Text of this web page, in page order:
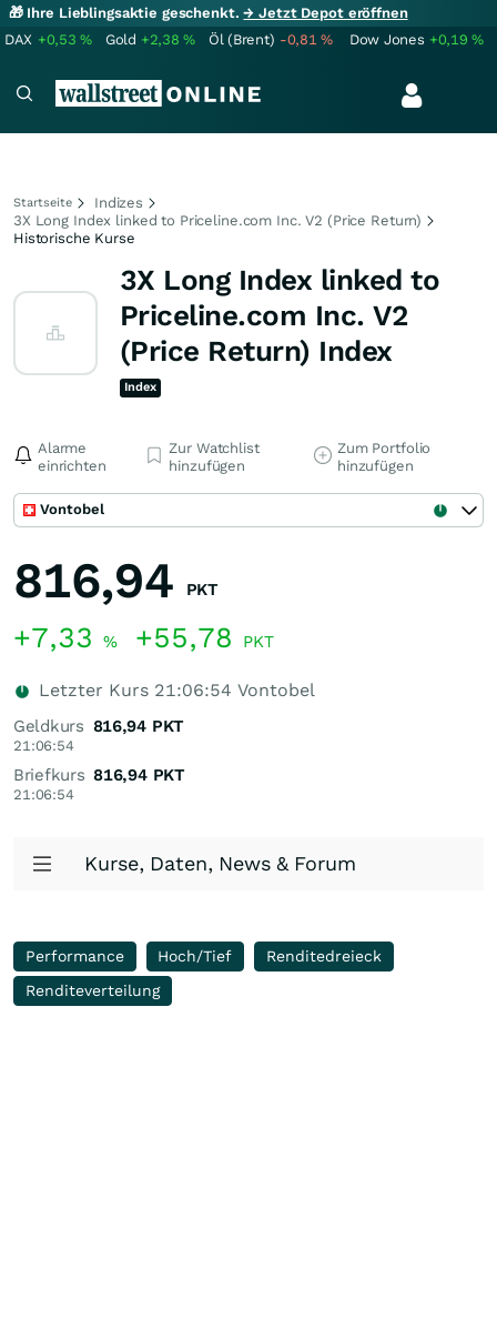
🎁 Ihre Lieblingsaktie geschenkt.→ Jetzt Depot eröffnen
DAX +0,53% Gold +2,38% Öl (Brent) -0,81% Dow Jones +0,19%
Startseite
Indizes
3X Long Index linked to Priceline.com Inc. V2 (Price Return)
Historische Kurse
3X Long Index linked to
Priceline.com Inc. V2
(Price Return) Index
Index
Alarme
einrichten
Zur Watchlist
hinzufügen
Zum Portfolio
hinzufügen
Vontobel
816,94 PKT
+7,33 % +55,78 PKT
Letzter Kurs 21:06:54 Vontobel
Geldkurs
21:06:54
816,94 PKT
Briefkurs
21:06:54
816,94 PKT
Kurse, Daten, News & Forum
Performance Hoch/Tief
Renditedreieck
Renditeverteilung